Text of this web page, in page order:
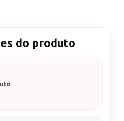
do produto